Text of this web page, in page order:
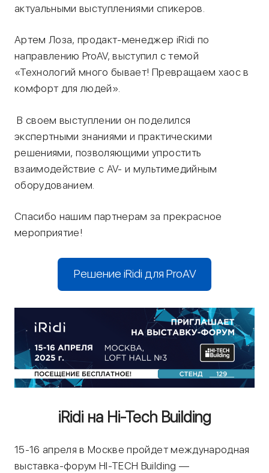
актуальными выступлениями спикеров.
Артем Лоза, продакт-менеджер iRidi по
направлению ProAV, выступил с темой
«Технологий много бывает! Превращаем хаос в
комфорт для людей».
В своем выступлении он поделился
экспертными знаниями и практическими
решениями, позволяющими упростить
взаимодействие с AV- и мультимедийным
оборудованием.
Спасибо нашим партнерам за прекрасное
мероприятие!
Решение iRidi для ProAV
iRidi на Hi-Tech Building
15-16 апреля в Москве пройдет международная
выставка-форум HI-TECH Building —